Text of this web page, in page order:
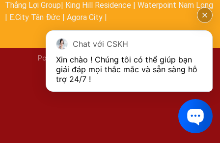
Thắng Lợi Group
King Hill Residence
Waterpoint Nam Long
E.City Tân Đức Agora City
Powered byBestLand| Designed byBestweb
Copyright 2026 ©
Chat với CSKH
Xin chào ! Chúng tôi có thể giúp bạn
giải đáp mọi thắc mắc và sẵn sàng hỗ
trợ 24/7 !